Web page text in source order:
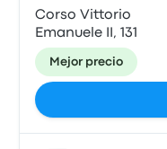
Corso Vittorio
Emanuele II, 131
Mejor precio